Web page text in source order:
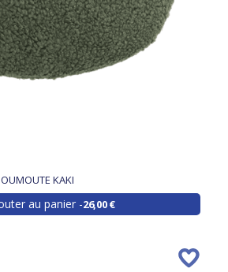
KAKI
au panier 26,00 €